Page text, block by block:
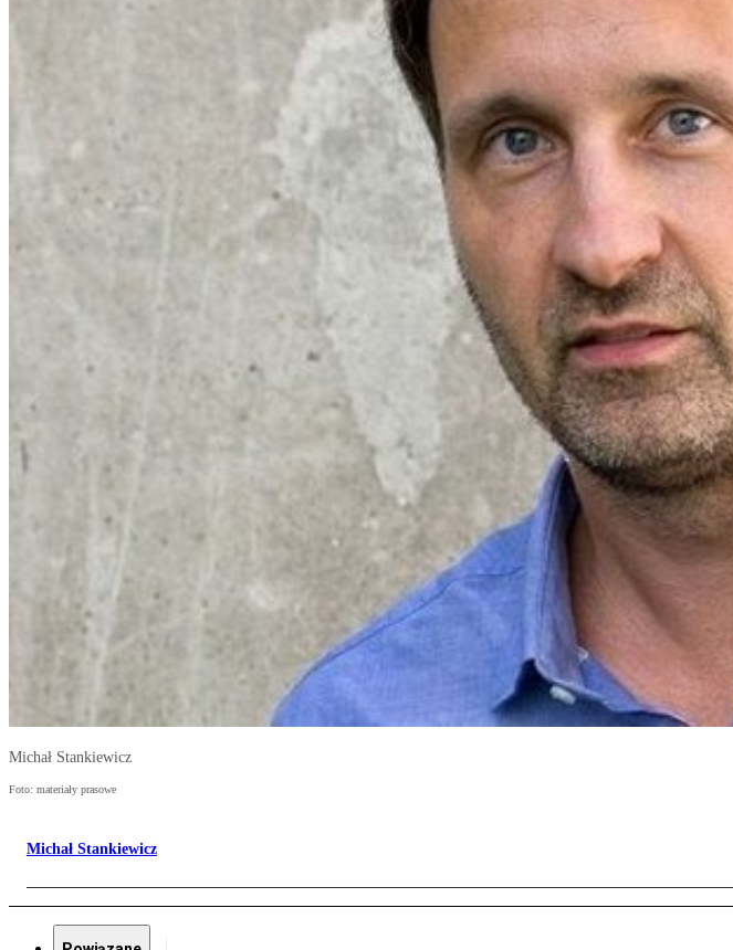
Michał Stankiewicz
Foto: materiały prasowe
Michał Stankiewicz